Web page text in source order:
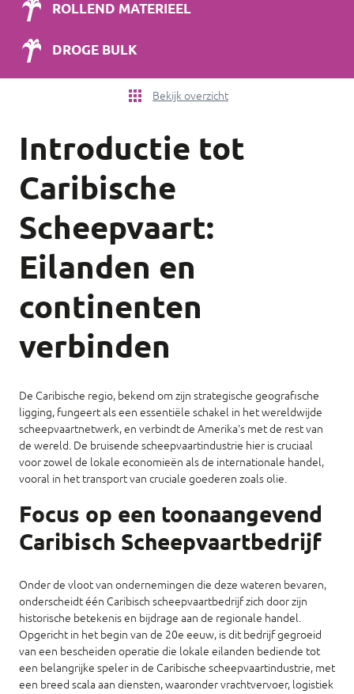
ROLLEND MATERIEEL
DROGE BULK
Bekijk overzicht
Introductie tot
Caribische
Scheepvaart:
Eilanden en
continenten
verbinden
De Caribische regio, bekend om zijn strategische geografische
ligging, fungeert als een essentiële schakel in het wereldwijde
scheepvaartnetwerk, en verbindt de Amerika's met de rest van
de wereld. De bruisende scheepvaartindustrie hier is cruciaal
voor zowel de lokale economieën als de internationale handel,
vooral in het transport van cruciale goederen zoals olie.
Focus op een toonaangevend
Caribisch Scheepvaartbedrijf
Onder de vloot van ondernemingen die deze wateren bevaren,
onderscheidt één Caribisch scheepvaartbedrijf zich door zijn
historische betekenis en bijdrage aan de regionale handel.
Opgericht in het begin van de 20e eeuw, is dit bedrijf gegroeid
van een bescheiden operatie die lokale eilanden bediende tot
een belangrijke speler in de Caribische scheepvaartindustrie, met
een breed scala aan diensten, waaronder vrachtvervoer, logistiek